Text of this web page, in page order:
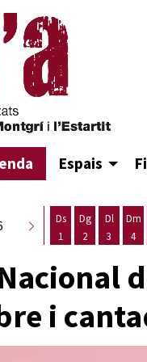
Espais
Ds
1
Dg
2
Dl
3
Dm
4
i